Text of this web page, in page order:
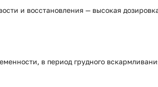
и восстановления — высокая
в период грудного